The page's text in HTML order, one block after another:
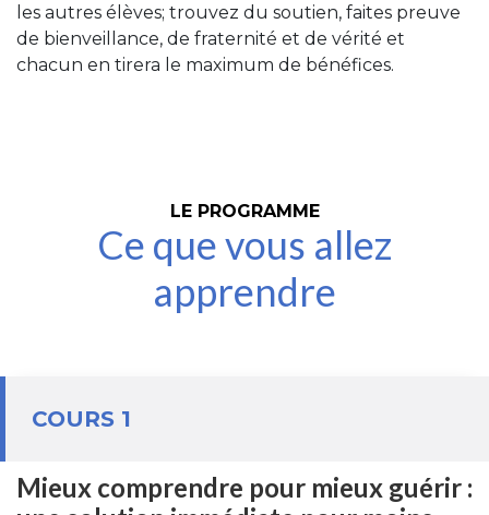
les autres élèves; trouvez du soutien, faites preuve
de bienveillance, de fraternité et de vérité et
chacun en tirera le maximum de bénéfices.
LE PROGRAMME
Ce que vous allez
apprendre
COURS 1
Mieux comprendre pour mieux guérir :